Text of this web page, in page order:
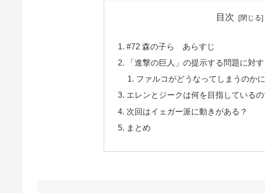
目次
#72 森の子ら あらすじ
「進撃の巨人」の提示する問題に対
ファルコがどうなってしまうのか
エレンとジークは何を目指している
次回はイェガー派に動きがある？
まとめ